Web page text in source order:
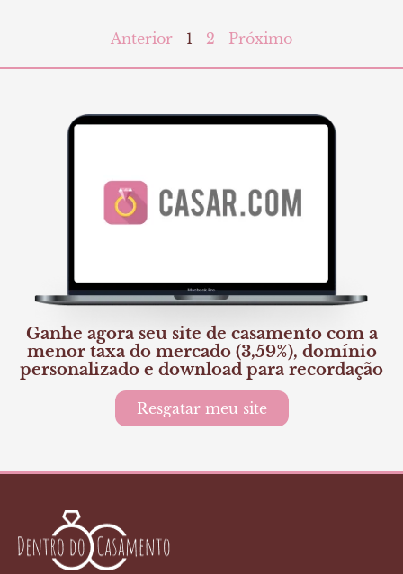
Anterior 1 2 Próximo
Ganhe agora seu site de casamento com a
menor taxa do mercado (3,59%), domínio
personalizado e download para recordação
Resgatar meu site